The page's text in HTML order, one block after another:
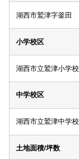
湖西市鷲津字釜田
小学校区
湖西市立鷲津小学校
中学校区
湖西市立鷲津中学校
土地面積/坪数